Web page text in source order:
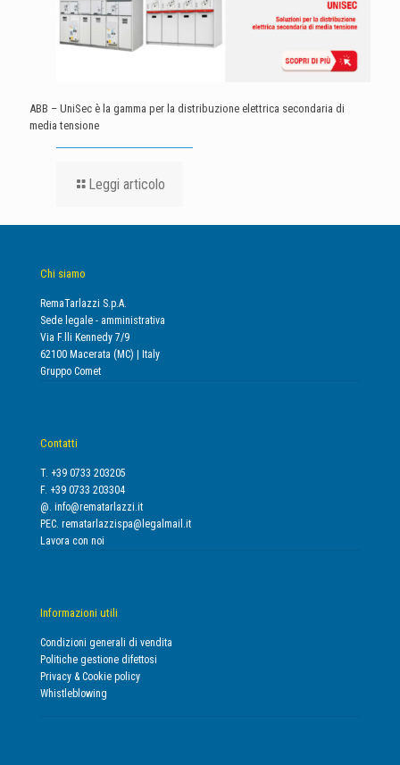
ABB – UniSec è la gamma per la distribuzione elettrica secondaria di
media tensione
Leggi articolo
Chi siamo
RemaTarlazzi S.p.A.
Sede legale - amministrativa
Via F.lli Kennedy 7/9
62100 Macerata (MC) | Italy
Gruppo Comet
Contatti
T. +39 0733 203205
F. +39 0733 203304
@. info@rematarlazzi.it
PEC. rematarlazzispa@legalmail.it
Lavora con noi
Informazioni utili
Condizioni generali di vendita
Politiche gestione difettosi
Privacy & Cookie policy
Whistleblowing